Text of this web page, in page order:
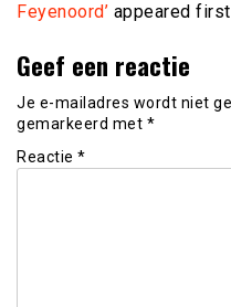
Feyenoord’ appeared
Geef een reactie
Je e-mailadres wordt niet
gemarkeerd met *
Reactie *